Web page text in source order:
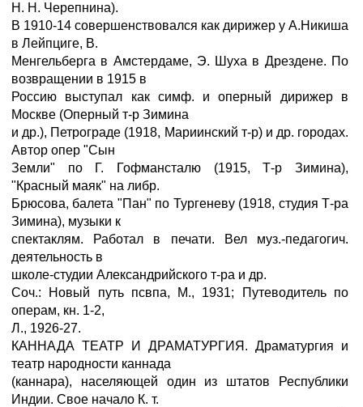
Н. Н. Черепнина).
В 1910-14 совершенствовался как дирижер у А.Никиша
в Лейпциге, В.
Менгельберга в Амстердаме, Э. Шуха в Дрездене. По
возвращении в 1915 в
Россию выступал как симф. и оперный дирижер в
Москве (Оперный т-р Зимина
и др.), Петрограде (1918, Мариинский т-р) и др. городах.
Автор опер "Сын
Земли" по Г. Гофмансталю (1915, Т-р Зимина),
"Красный маяк" на либр.
Брюсова, балета "Пан" по Тургеневу (1918, студия Т-ра
Зимина), музыки к
спектаклям. Работал в печати. Вел муз.-педагогич.
деятельность в
школе-студии Александрийского т-ра и др.
Соч.: Новый путь псвпа, М., 1931; Путеводитель по
операм, кн. 1-2,
Л., 1926-27.
КАННАДА ТЕАТР И ДРАМАТУРГИЯ. Драматургия и
театр народности каннада
(каннара), населяющей один из штатов Республики
Индии. Свое начало К. т.